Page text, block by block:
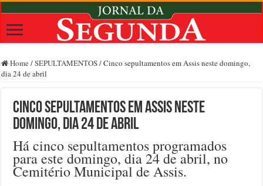
Home /SEPULTAMENTOS/Cinco sepultamentos em Assis neste domingo,
dia 24 de abril
Cinco sepultamentos em Assis neste
domingo, dia 24 de abril
Há cinco sepultamentos programados
para este domingo, dia 24 de abril, no
Cemitério Municipal de Assis.